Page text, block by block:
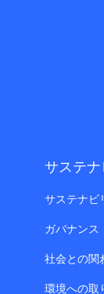
サステナ
サステナビ
ガバナンス
社会との関
環境への取